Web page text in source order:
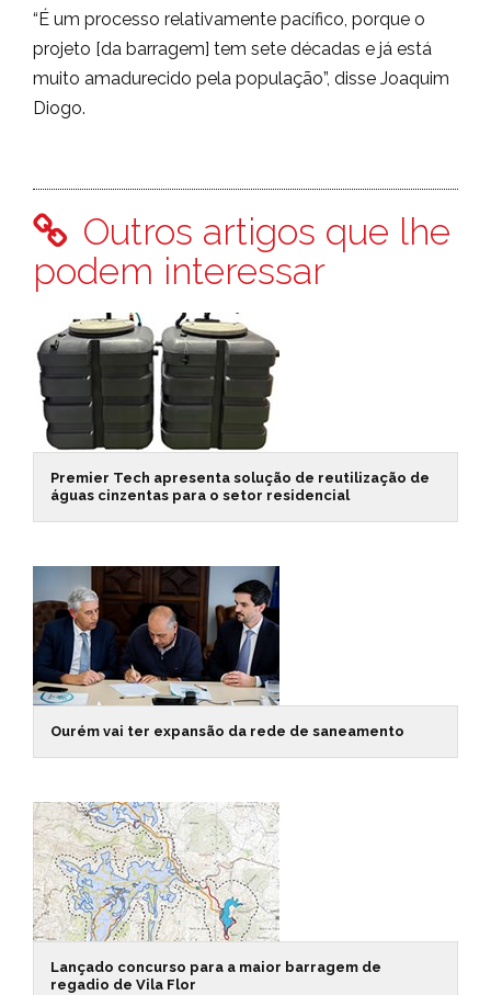
“É um processo relativamente pacífico, porque o
projeto [da barragem] tem sete décadas e já está
muito amadurecido pela população”, disse Joaquim
Diogo.
Outros artigos que lhe
podem interessar
Premier Tech apresenta solução de reutilização de
águas cinzentas para o setor residencial
Ourém vai ter expansão da rede de saneamento
Lançado concurso para a maior barragem de
regadio de Vila Flor